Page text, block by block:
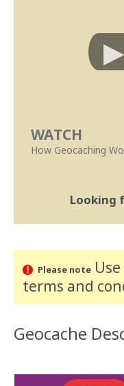
WATCH
How Geocaching
Looking
Please noteUse
terms and
Geocache